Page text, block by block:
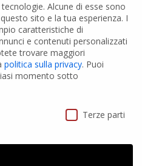
data
Cookies
Alcune di esse sono
sito e la tua esperienza. I
caratteristiche di
e contenuti personalizzati
trovare maggiori
politica sulla privacy. Puoi
momento sotto
Terze parti